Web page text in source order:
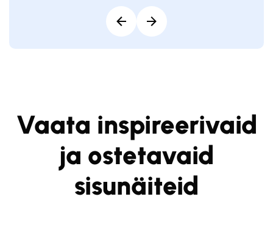
Vaata inspireerivaid
ja ostetavaid
sisunäiteid